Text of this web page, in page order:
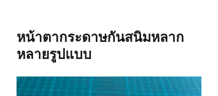
แต่ละ
ไหม
หน้าตากระดาษกันสนิมหลาก
หลายรูปแบบ